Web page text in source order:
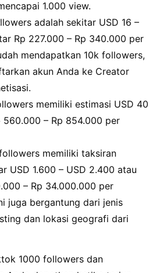
1.000 view.
adalah sekitar USD 16 –
Rp 227.000 – Rp 340.000 per
mendapatkan 10k followers,
akun Anda ke Creator
memiliki estimasi USD 40
560.000 – Rp 854.000 per
memiliki taksiran
USD 1.600 – USD 2.400 atau
– Rp 34.000.000 per
juga bergantung dari jenis
dan lokasi geografi dari
1000 followers dan